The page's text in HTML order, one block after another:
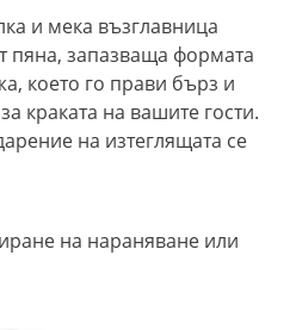
и мека възглавница
пяна, запазваща формата
което го прави бърз и
краката на вашите гости.
на изтеглящата се
на нараняване или